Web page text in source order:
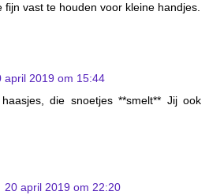
fijn vast te houden voor kleine handjes.
april 2019 om 15:44
die snoetjes **smelt** Jij ook
20 april 2019 om 22:20